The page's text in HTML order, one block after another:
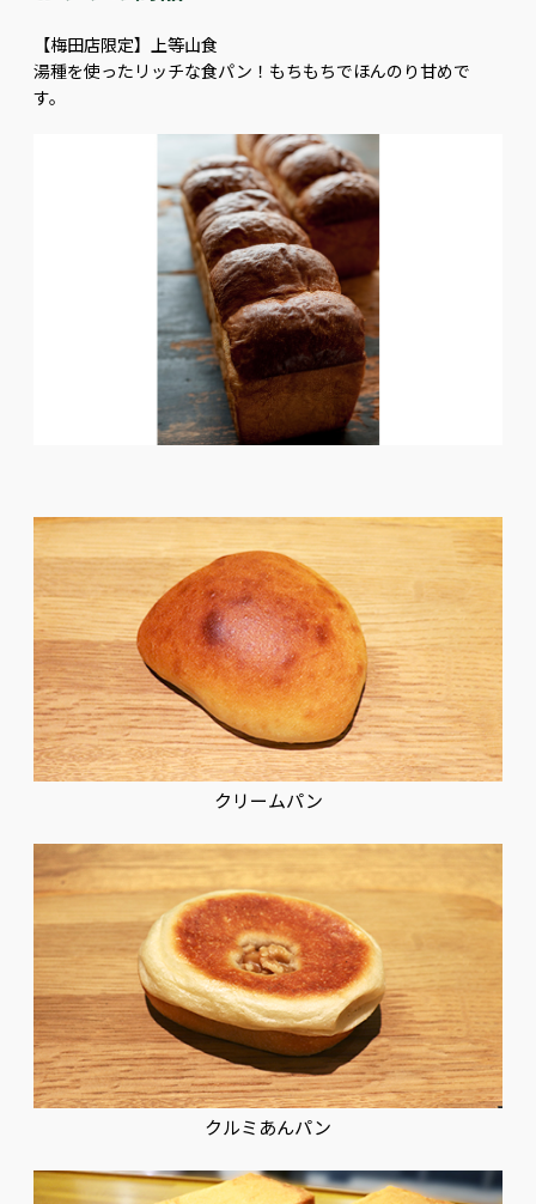
【梅田店限定】上等山食
湯種を使ったリッチな食パン！もちもちでほんのり甘めで
す。
クリームパン
クルミあんパン